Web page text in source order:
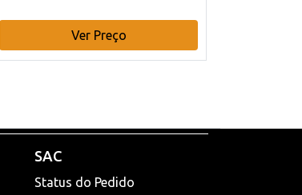
Ver Preço
SAC
Status do Pedido